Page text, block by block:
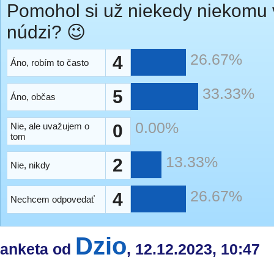
Pomohol si už niekedy niekomu
núdzi? 😉
Áno, robím to často 4 26.67%
Áno, občas 5 33.33%
Nie, ale uvažujem o
tom
0 0.00%
Nie, nikdy 2 13.33%
Nechcem odpovedať 4 26.67%
anketa od Dzio, 12.12.2023, 10:47